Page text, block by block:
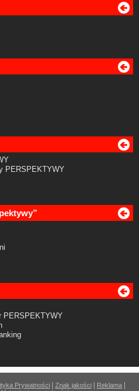
PERSPEKTYWY
PERSPEKTYWY
Prywatności Znak jakości Reklama